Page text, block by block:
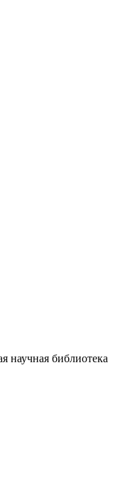
научная библиотека